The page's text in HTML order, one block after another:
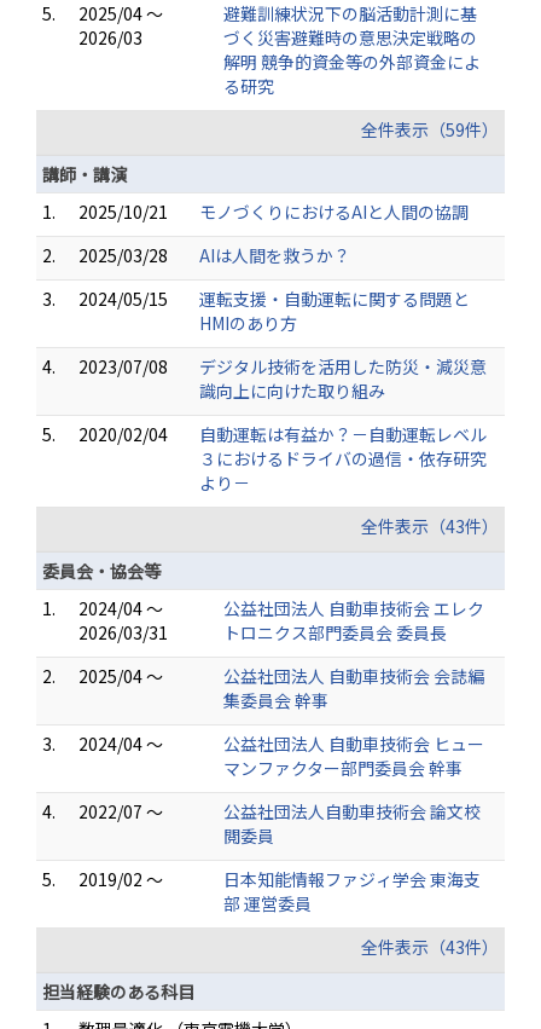
5.
2025/04 ～
2026/03
避難訓練状況下の脳活動計測に基
づく災害避難時の意思決定戦略の
解明 競争的資金等の外部資金によ
る研究
全件表示（59件）
講師・講演
1.
2025/10/21
モノづくりにおけるAIと人間の協調
2.
2025/03/28
AIは人間を救うか？
3.
2024/05/15
運転支援・自動運転に関する問題と
HMIのあり方
4.
2023/07/08
デジタル技術を活用した防災・減災意
識向上に向けた取り組み
5.
2020/02/04
自動運転は有益か？－自動運転レベル
３におけるドライバの過信・依存研究
より－
全件表示（43件）
委員会・協会等
1.
2024/04 ～
2026/03/31
公益社団法人 自動車技術会 エレク
トロニクス部門委員会 委員長
2.
2025/04 ～
公益社団法人 自動車技術会 会誌編
集委員会 幹事
3.
2024/04 ～
公益社団法人 自動車技術会 ヒュー
マンファクター部門委員会 幹事
4.
2022/07 ～
公益社団法人自動車技術会 論文校
閲委員
5.
2019/02 ～
日本知能情報ファジィ学会 東海支
部 運営委員
全件表示（43件）
担当経験のある科目